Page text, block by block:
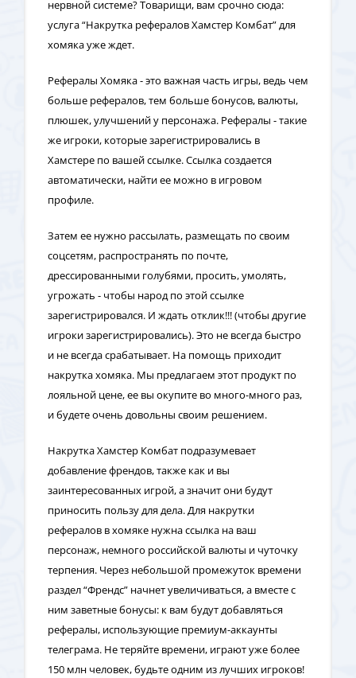
нервной системе? Товарищи, вам срочно сюда:
услуга “Накрутка рефералов Хамстер Комбат” для
хомяка уже ждет.
Рефералы Хомяка - это важная часть игры, ведь чем
больше рефералов, тем больше бонусов, валюты,
плюшек, улучшений у персонажа. Рефералы - такие
же игроки, которые зарегистрировались в
Хамстере по вашей ссылке. Ссылка создается
автоматически, найти ее можно в игровом
профиле.
Затем ее нужно рассылать, размещать по своим
соцсетям, распространять по почте,
дрессированными голубями, просить, умолять,
угрожать - чтобы народ по этой ссылке
зарегистрировался. И ждать отклик!!! (чтобы другие
игроки зарегистрировались). Это не всегда быстро
и не всегда срабатывает. На помощь приходит
накрутка хомяка. Мы предлагаем этот продукт по
лояльной цене, ее вы окупите во много-много раз,
и будете очень довольны своим решением.
Накрутка Хамстер Комбат подразумевает
добавление френдов, также как и вы
заинтересованных игрой, а значит они будут
приносить пользу для дела. Для накрутки
рефералов в хомяке нужна ссылка на ваш
персонаж, немного российской валюты и чуточку
терпения. Через небольшой промежуток времени
раздел “Френдс” начнет увеличиваться, а вместе с
ним заветные бонусы: к вам будут добавляться
рефералы, использующие премиум-аккаунты
телеграма. Не теряйте времени, играют уже более
150 млн человек, будьте одним из лучших игроков!